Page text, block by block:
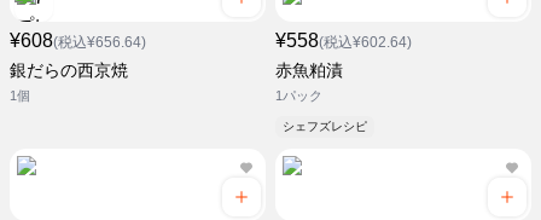
¥608(税込¥656.64)
銀だらの西京焼
1個
¥558(税込¥602.64)
赤魚粕漬
1パック
シェフズレシピ